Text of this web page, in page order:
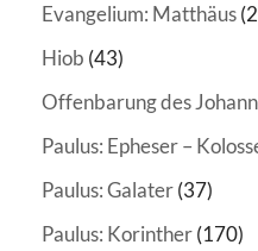
Evangelium: Matthäus
Hiob (43)
Offenbarung des
Paulus: Epheser –
Paulus: Galater(37)
Paulus: Korinther(170)